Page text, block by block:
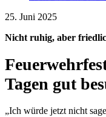
25. Juni 2025
Nicht ruhig, aber
Tagen gut
„Ich würde jetzt nicht